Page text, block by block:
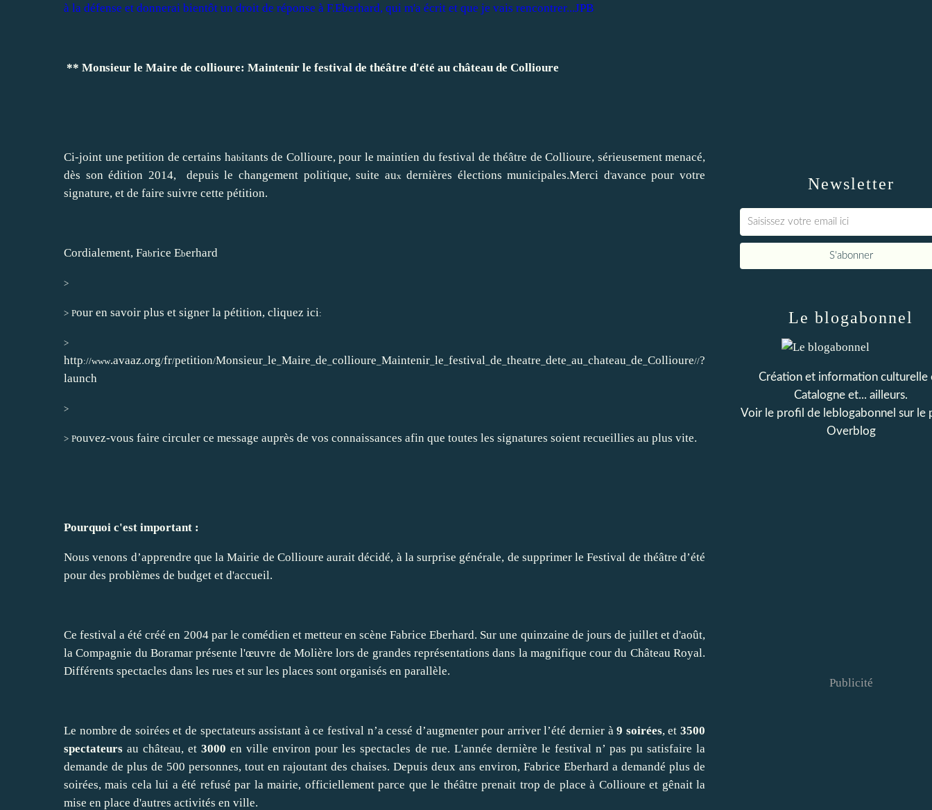
à la défense et donnerai bientôt un droit de réponse à F.Eberhard, qui m'a écrit et que je vais rencontrer...JPB
** Monsieur le Maire de collioure: Maintenir le festival de théâtre d'été au château de Collioure
Ci-joint une petition de certains habitants de Collioure, pour le maintien du festival de théâtre de Collioure, sérieusement menacé,
dès son édition 2014, depuis le changement politique, suite aux dernières élections municipales.Merci d'avance pour votre
signature, et de faire suivre cette pétition.
Cordialement, Fabrice Eberhard
>
> Pour en savoir plus et signer la pétition, cliquez ici :
>
http://www.avaaz.org/fr/petition/Monsieur le Maire de collioure Maintenir le festival de theatre dete au chateau de Collioure//?
launch
>
> Pouvez-vous faire circuler ce message auprès de vos connaissances afin que toutes les signatures soient recueillies au plus vite.
Pourquoi c'est important :
Nous venons d’apprendre que la Mairie de Collioure aurait décidé, à la surprise générale, de supprimer le Festival de théâtre d’été
pour des problèmes de budget et d'accueil.
Ce festival a été créé en 2004 par le comédien et metteur en scène Fabrice Eberhard. Sur une quinzaine de jours de juillet et d'août,
la Compagnie du Boramar présente l'œuvre de Molière lors de grandes représentations dans la magnifique cour du Château Royal.
Différents spectacles dans les rues et sur les places sont organisés en parallèle.
Le nombre de soirées et de spectateurs assistant à ce festival n’a cessé d’augmenter pour arriver l’été dernier à9 soirées, et3500
spectateurs au château, et3000 en ville environ pour les spectacles de rue. L'année dernière le festival n’ pas pu satisfaire la
demande de plus de 500 personnes, tout en rajoutant des chaises. Depuis deux ans environ, Fabrice Eberhard a demandé plus de
soirées, mais cela lui a été refusé par la mairie, officiellement parce que le théâtre prenait trop de place à Collioure et gênait la
mise en place d'autres activités en ville.
Newsletter
Le blogabonnel
Création et information culturelle
Catalogne et... ailleurs.
Voir le profil de leblogabonnel sur le
Overblog
Publicité